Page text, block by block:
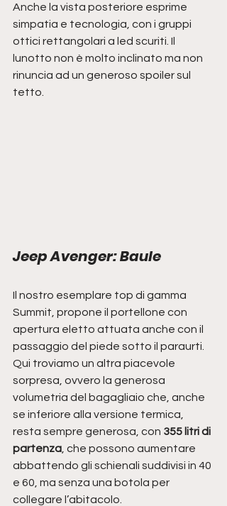
Anche la vista posteriore esprime
simpatia e tecnologia, con i gruppi
ottici rettangolari a led scuriti. Il
lunotto non è molto inclinato ma non
rinuncia ad un generoso spoiler sul
tetto.
Jeep Avenger: Baule
Il nostro esemplare top di gamma
Summit, propone il portellone con
apertura eletto attuata anche con il
passaggio del piede sotto il paraurti.
Qui troviamo un altra piacevole
sorpresa, ovvero la generosa
volumetria del bagagliaio che, anche
se inferiore alla versione termica,
resta sempre generosa, con 355 litri di
partenza , che possono aumentare
abbattendo gli schienali suddivisi in 40
e 60, ma senza una botola per
collegare l’abitacolo.